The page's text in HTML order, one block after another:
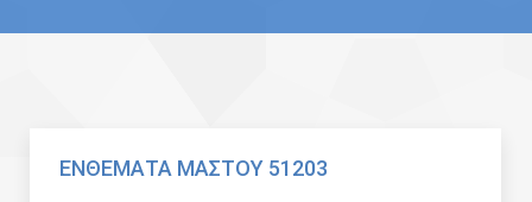
ΕΝΘΕΜΑΤΑ ΜΑΣΤΟΥ 51203